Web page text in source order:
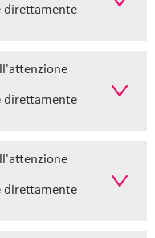
direttamente
direttamente
direttamente